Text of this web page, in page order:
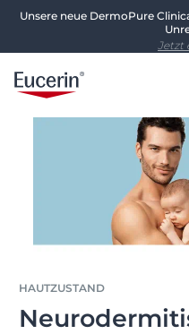
Unsere neue DermoPure
Jetzt
HAUTZUSTAND